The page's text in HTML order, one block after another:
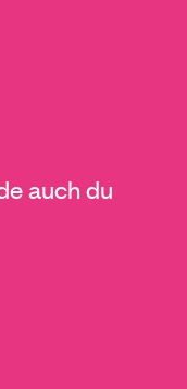
auch du